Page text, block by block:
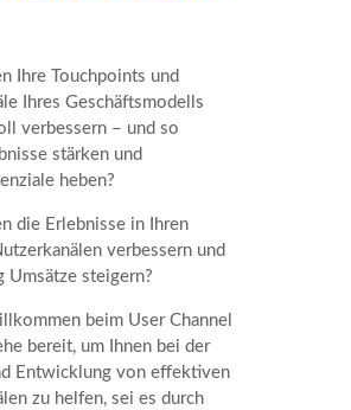
Ihre Touchpoints und
Ihres Geschäftsmodells
verbessern – und so
stärken und
heben?
die Erlebnisse in Ihren
verbessern und
Umsätze steigern?
beim User Channel
bereit, um Ihnen bei der
Entwicklung von effektiven
zu helfen, sei es durch